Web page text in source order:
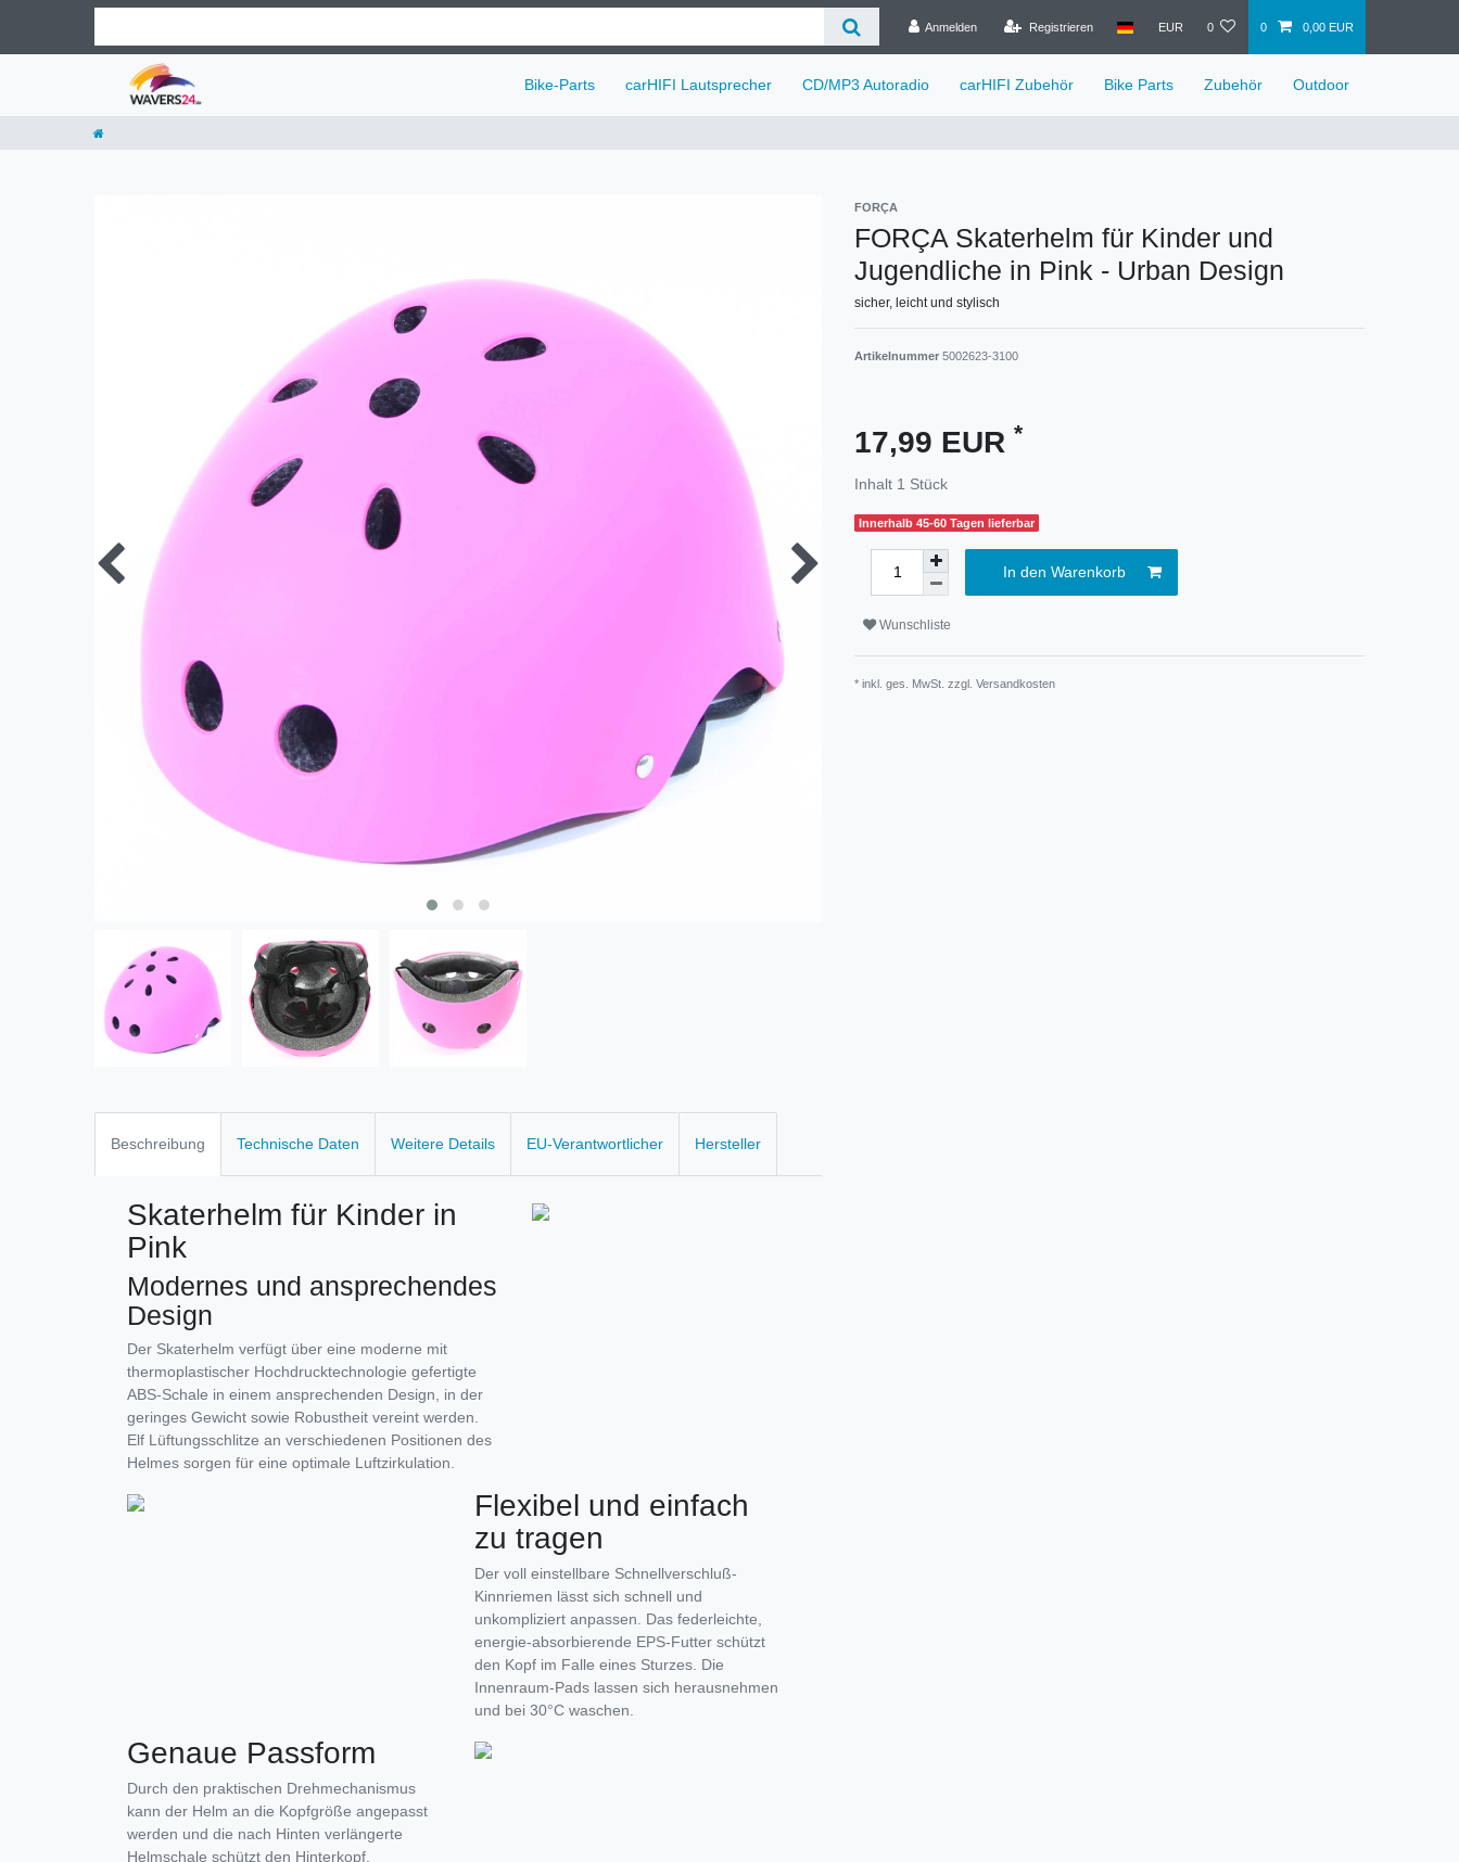
Anmelden Registrieren EUR 0 0 0,00 EUR
Bike-Parts carHIFI Lautsprecher CD/MP3 Autoradio carHIFI Zubehör Bike Parts Zubehör Outdoor
FORÇA
FORÇA Skaterhelm für Kinder und
Jugendliche in Pink - Urban Design
sicher, leicht und stylisch
Artikelnummer 5002623-3100
17,99 EUR *
Inhalt 1 Stück
Innerhalb 45-60 Tagen lieferbar
In den Warenkorb
Wunschliste
* inkl. ges. MwSt. zzgl. Versandkosten
Beschreibung Technische Daten Weitere Details EU-Verantwortlicher Hersteller
Skaterhelm für Kinder in
Pink
Modernes und ansprechendes
Design
Der Skaterhelm verfügt über eine moderne mit
thermoplastischer Hochdrucktechnologie gefertigte
ABS-Schale in einem ansprechenden Design, in der
geringes Gewicht sowie Robustheit vereint werden.
Elf Lüftungsschlitze an verschiedenen Positionen des
Helmes sorgen für eine optimale Luftzirkulation.
Flexibel und einfach
zu tragen
Der voll einstellbare Schnellverschluß-
Kinnriemen lässt sich schnell und
unkompliziert anpassen. Das federleichte,
energie-absorbierende EPS-Futter schützt
den Kopf im Falle eines Sturzes. Die
Innenraum-Pads lassen sich herausnehmen
und bei 30°C waschen.
Genaue Passform
Durch den praktischen Drehmechanismus
kann der Helm an die Kopfgröße angepasst
werden und die nach Hinten verlängerte
Helmschale schützt den Hinterkopf.